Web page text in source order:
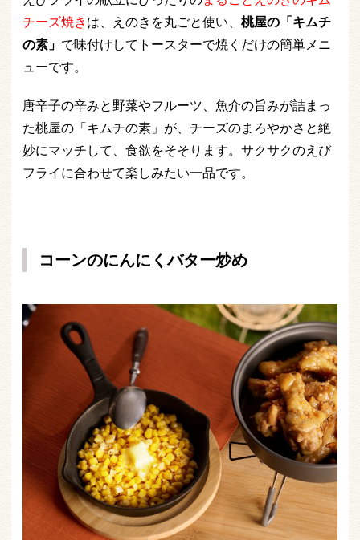
チーズ焼きは、えのきを丸ごと使い、 桃屋の「キムチ
の素」 で味付けしてトースターで焼くだけの簡単メニ
ューです。
唐辛子の辛みと野菜やフルーツ、魚介の旨みが詰まっ
た桃屋の「キムチの素」が、チーズのまろやかさと絶
妙にマッチして、食欲をそそります。サクサクのえび
フライに合わせて楽しみたい一品です。
コーンのにんにくバター炒め